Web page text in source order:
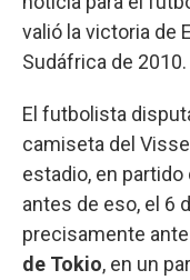
valió la victoria de
Sudáfrica de 2010.
El futbolista
camiseta del
estadio, en
antes de eso, el 6
precisamente ante
de Tokio, en un